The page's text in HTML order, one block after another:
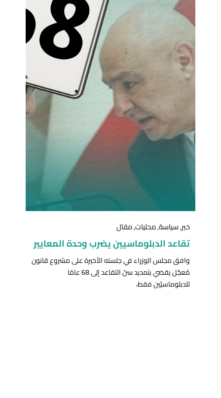
خبر,سياسة,محليات,مقال
تقاعد الدبلوماسيين يضرب وحدة المعايير
وافق مجلس الوزراء في جلسته الأخيرة على مشروع قانون
مُعجّل يقضي بتمديد سنّ التقاعد إلى 68 عامًا
للدبلوماسيّين فقط،